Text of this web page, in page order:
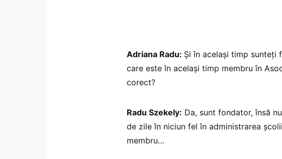
Adriana Radu: Și în același timp sunteți
care este în același timp membru în
corect?
Radu Szekely: Da, sunt fondator, însă
de zile în niciun fel în administrarea
membru…